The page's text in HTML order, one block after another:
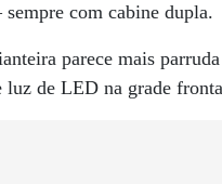
com cabine dupla.
parece mais
de LED na grade